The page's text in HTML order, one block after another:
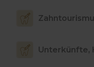
Unterkünfte,